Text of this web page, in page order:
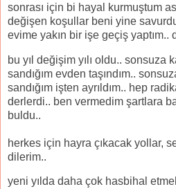
sonrası için bi hayal kurmuştum
değişen koşullar beni yine
evime yakın bir işe geçiş yaptım..
bu yıl değişim yılı oldu.. sonsuza
sandığım evden taşındım..
sandığım işten ayrıldım.. hep
derlerdi.. ben vermedim şartlara
buldu..
herkes için hayra çıkacak yollar,
dilerim..
yeni yılda daha çok hasbihal